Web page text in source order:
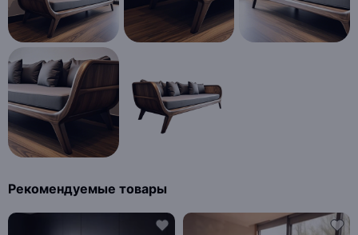
Рекомендуемые товары